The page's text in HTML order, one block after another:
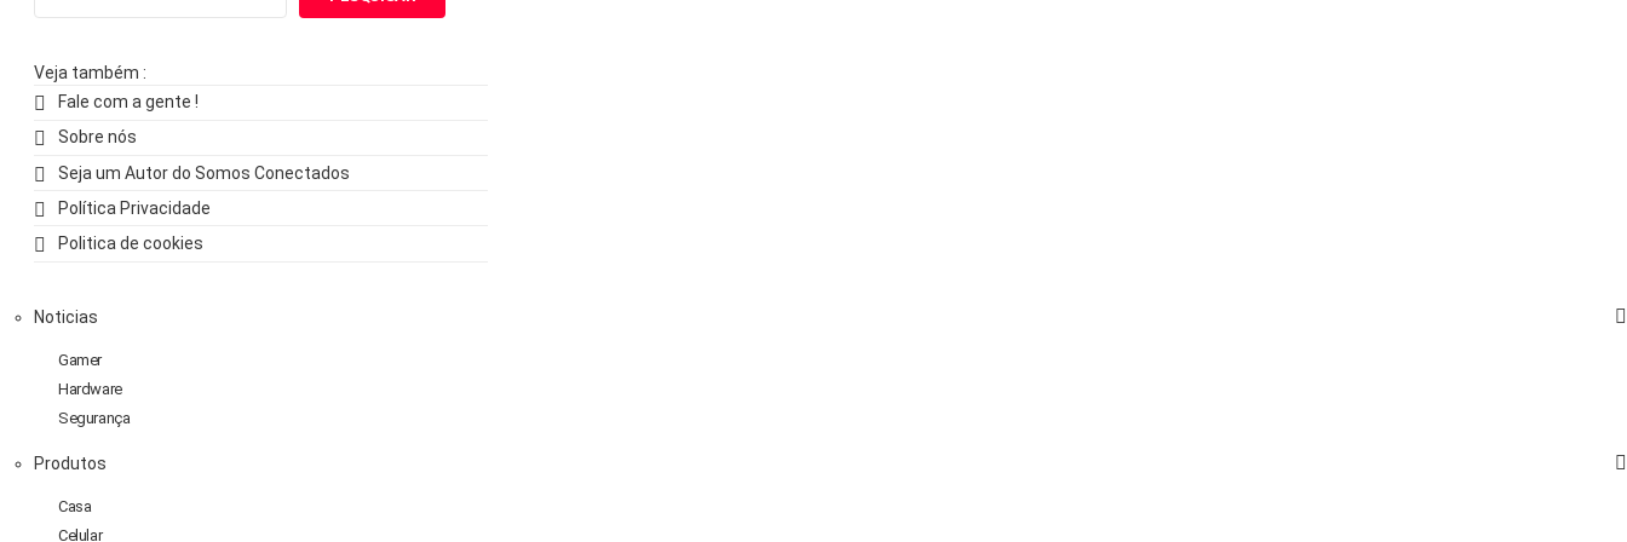
Veja também :
Fale com a gente !
Sobre nós
Seja um Autor do Somos Conectados
Política Privacidade
Politica de cookies
Noticias
Gamer
Hardware
Segurança
Produtos
Casa
Celular